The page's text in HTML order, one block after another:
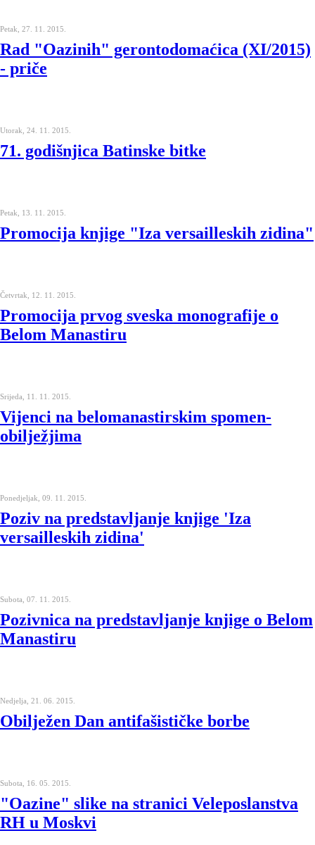
Petak, 27. 11. 2015.
Rad "Oazinih" gerontodomaćica (XI/2015)
- priče
Utorak, 24. 11. 2015.
71. godišnjica Batinske bitke
Petak, 13. 11. 2015.
Promocija knjige "Iza versailleskih zidina"
Četvrtak, 12. 11. 2015.
Promocija prvog sveska monografije o
Belom Manastiru
Srijeda, 11. 11. 2015.
Vijenci na belomanastirskim spomen-
obilježjima
Ponedjeljak, 09. 11. 2015.
Poziv na predstavljanje knjige 'Iza
versailleskih zidina'
Subota, 07. 11. 2015.
Pozivnica na predstavljanje knjige o Belom
Manastiru
Nedjelja, 21. 06. 2015.
Obilježen Dan antifašističke borbe
Subota, 16. 05. 2015.
"Oazine" slike na stranici Veleposlanstva
RH u Moskvi